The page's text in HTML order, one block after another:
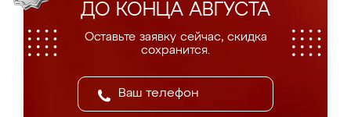
ДО КОНЦА АВГУСТА
Оставьте заявку сейчас, скидка
сохранится.